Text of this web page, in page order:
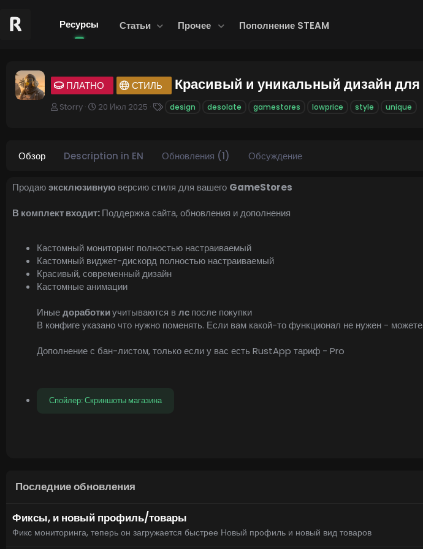
Ресурсы Статьи Прочее Пополнение STEAM
ПЛАТНО СТИЛЬ Красивый и уникальный дизайн
А
Storry
Д
о
а
и
20 Июл 2025 design desolate gamestores lowprice style unique
Обзор Description in EN Обновления (1) Обсуждение
Продаюэксклюзивную версию стиля для вашего GameStores
В комплект входит:Поддержка сайта, обновления и дополнения
Кастомный мониторинг полностью настраиваемый
Кастомный виджет-дискорд полностью настраиваемый
Красивый, современный дизайн
Кастомные анимации
Иныедоработкиучитываются влспосле покупки
В конфиге указано что нужно поменять. Если вам какой-то функционал не нужен -
Дополнение с бан-листом, только если у вас есть RustApp тариф - Pro
Спойлер:Скриншоты магазина
Последние обновления
Фиксы, и новый профиль/товары
Фикс мониторинга, теперь он загружается быстрее Новый профиль и новый вид товаров